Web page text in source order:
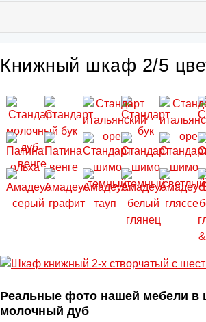
Книжный шкаф 2/5
Реальные фото нашей мебели в
молочный дуб